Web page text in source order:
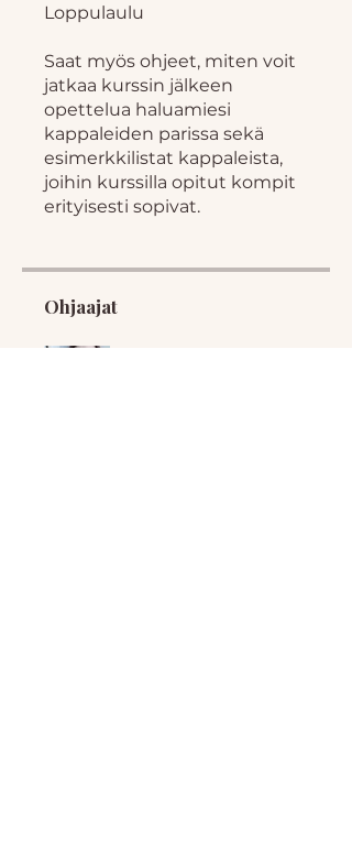
Loppulaulu
Saat myös ohjeet, miten voit
jatkaa kurssin jälkeen
opettelua haluamiesi
kappaleiden parissa sekä
esimerkkilistat kappaleista,
joihin kurssilla opitut kompit
erityisesti sopivat.
Ohjaajat